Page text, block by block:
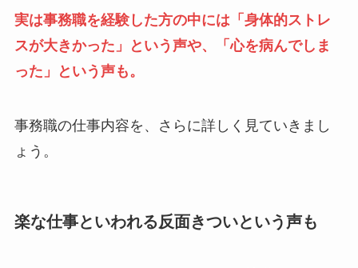
実は事務職を経験した方の中には「身体的ストレ
スが大きかった」という声や、「心を病んでしま
った」という声も。
事務職の仕事内容を、さらに詳しく見ていきまし
ょう。
楽な仕事といわれる反面きついという声も